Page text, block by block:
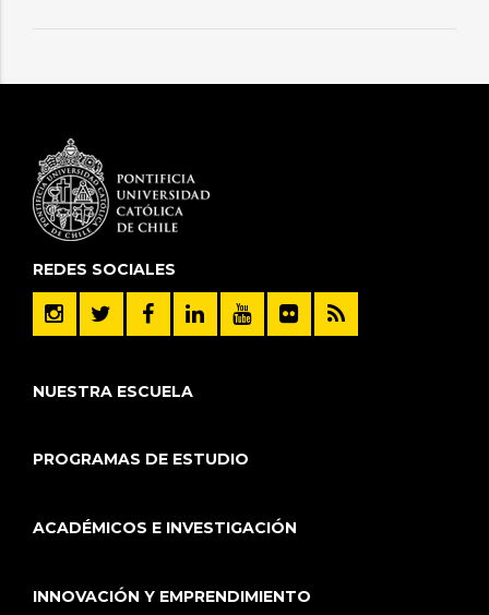
REDES SOCIALES
NUESTRA ESCUELA
PROGRAMAS DE ESTUDIO
ACADÉMICOS E INVESTIGACIÓN
INNOVACIÓN Y EMPRENDIMIENTO